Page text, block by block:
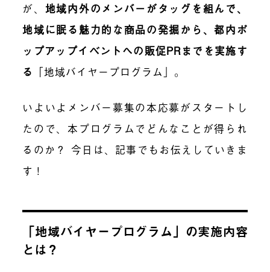
が、 地域内外のメンバーがタッグを組んで、
地域に眠る魅力的な商品の発掘から、都内ポ
ップアップイベントへの販促PRまでを実施す
る 「地域バイヤープログラム」。
いよいよメンバー募集の本応募がスタートし
たので、本プログラムでどんなことが得られ
るのか？ 今日は、記事でもお伝えしていきま
す！
「地域バイヤープログラム」の実施内容
とは？